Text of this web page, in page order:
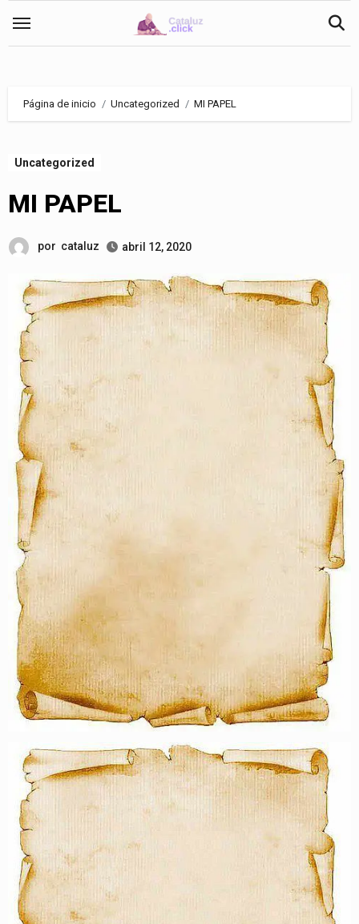
Página de inicio Uncategorized MI PAPEL
Uncategorized
MI PAPEL
por cataluz abril 12, 2020